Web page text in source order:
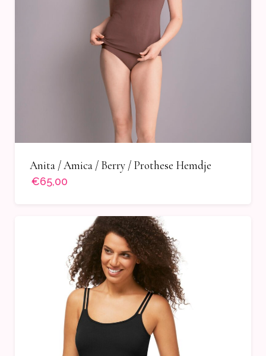
Anita / Amica / Berry / Prothese Hemdje
€65,00